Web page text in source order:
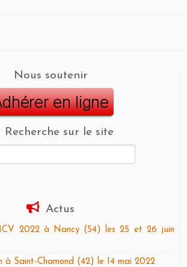
Nous soutenir
Recherche sur le site
Actus
2022 à Nancy (54) les 25 et 26 juin
à Saint-Chamond (42) le 14 mai 2022